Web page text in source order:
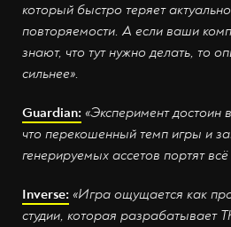
который быстро теряет
повторяемости. А если ваши
знают, что тут нужно делать, то
сильнее».
Guardian: «Эксперимент достоин
что перекошенный темп игры и
генерируемых ассетов портят всё
Inverse: «Игра ощущается как
студии, которая разрабатывает